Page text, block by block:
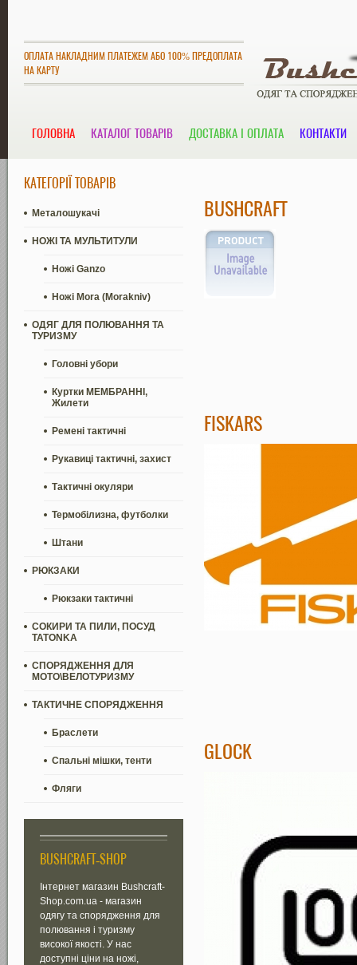
ОПЛАТА НАКЛАДНИМ ПЛАТЕЖЕМ АБО 100% ПРЕДОПЛАТА
НА КАРТУ
ГОЛОВНА КАТАЛОГ ТОВАРІВ ДОСТАВКА І ОПЛАТА КОНТАКТИ
КАТЕГОРІЇ ТОВАРІВ
Металошукачі
НОЖІ ТА МУЛЬТИТУЛИ
Ножі Ganzo
Ножі Mora (Morakniv)
ОДЯГ ДЛЯ ПОЛЮВАННЯ ТА
ТУРИЗМУ
Головні убори
Куртки МЕМБРАННІ,
Жилети
Ремені тактичні
Рукавиці тактичні, захист
Тактичні окуляри
Термобілизна, футболки
Штани
РЮКЗАКИ
Рюкзаки тактичні
СОКИРИ ТА ПИЛИ, ПОСУД
TATONKA
СПОРЯДЖЕННЯ ДЛЯ
МОТО\ВЕЛОТУРИЗМУ
ТАКТИЧНЕ СПОРЯДЖЕННЯ
Браслети
Спальні мішки, тенти
Фляги
BUSHCRAFT-SHOP
Інтернет магазин Bushcraft-
Shop.com.ua - магазин
одягу та спорядження для
полювання і туризму
високої якості. У нас
доступні ціни на ножі,
BUSHCRAFT
FISKARS
GLOCK